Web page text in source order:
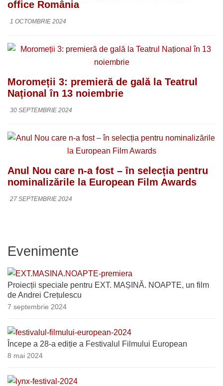
office România
1 OCTOMBRIE 2024
Moromeții 3: premieră de gală la Teatrul
Național în 13 noiembrie
30 SEPTEMBRIE 2024
Anul Nou care n-a fost – în selecția pentru
nominalizările la European Film Awards
27 SEPTEMBRIE 2024
Evenimente
Proiecții speciale pentru EXT. MAȘINĂ. NOAPTE, un film
de Andrei Crețulescu
7 septembrie 2024
Începe a 28-a ediție a Festivalul Filmului European
8 mai 2024